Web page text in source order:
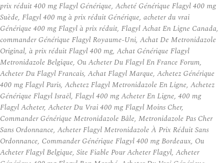
prix réduit 400 mg Flagyl Générique, Acheté Générique Flagyl 400 mg
Suède, Flagyl 400 mg à prix réduit Générique, acheter du vrai
Générique 400 mg Flagyl à prix réduit, Flagyl Achat En Ligne Canada,
commander Générique Flagyl Royaume-Uni, Achat De Metronidazole
Original, à prix réduit Flagyl 400 mg, Achat Générique Flagyl
Metronidazole Belgique, Ou Acheter Du Flagyl En France Forum,
Acheter Du Flagyl Francais, Achat Flagyl Marque, Achetez Générique
400 mg Flagyl Paris, Achetez Flagyl Metronidazole En Ligne, Achetez
Générique Flagyl Israël, Flagyl 400 mg Acheter En Ligne, 400 mg
Flagyl Acheter, Acheter Du Vrai 400 mg Flagyl Moins Cher,
Commander Générique Metronidazole Bâle, Metronidazole Pas Cher
Sans Ordonnance, Acheter Flagyl Metronidazole À Prix Réduit Sans
Ordonnance, Commander Générique Flagyl 400 mg Bordeaux, Ou
Acheter Flagyl Belgique, Site Fiable Pour Acheter Flagyl, Acheter